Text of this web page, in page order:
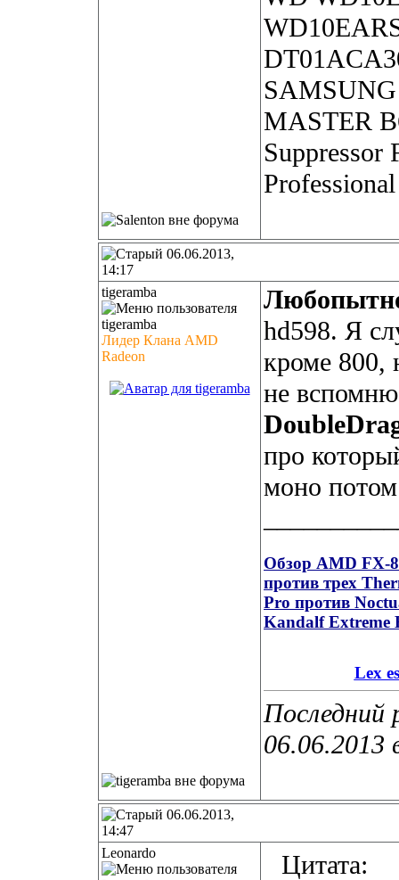
MASTER
06.06.2013,
14:17
tigeramba
Лидер Клана AMD
Radeon
hd598. Я
кроме 800,
не
про
моно потом
Обзор AMD FX-
против трех
Pro против
Kandalf Extreme
Lex
Последний
06.06.2013
06.06.2013,
14:47
Leonardo
Цитата: